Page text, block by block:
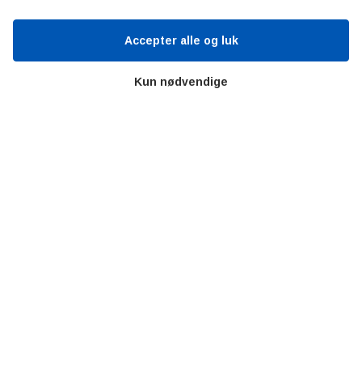
AlltomteknikindustrinKun nødvendige
Accepter alle og luk